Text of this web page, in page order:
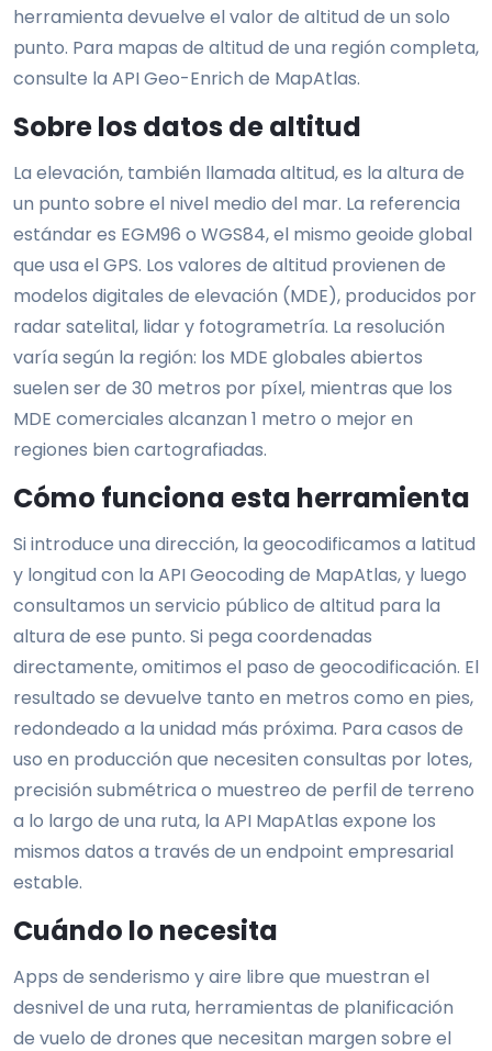
herramienta devuelve el valor de altitud de un solo
punto. Para mapas de altitud de una región completa,
consulte la API Geo-Enrich de MapAtlas.
Sobre los datos de altitud
La elevación, también llamada altitud, es la altura de
un punto sobre el nivel medio del mar. La referencia
estándar es EGM96 o WGS84, el mismo geoide global
que usa el GPS. Los valores de altitud provienen de
modelos digitales de elevación (MDE), producidos por
radar satelital, lidar y fotogrametría. La resolución
varía según la región: los MDE globales abiertos
suelen ser de 30 metros por píxel, mientras que los
MDE comerciales alcanzan 1 metro o mejor en
regiones bien cartografiadas.
Cómo funciona esta herramienta
Si introduce una dirección, la geocodificamos a latitud
y longitud con la API Geocoding de MapAtlas, y luego
consultamos un servicio público de altitud para la
altura de ese punto. Si pega coordenadas
directamente, omitimos el paso de geocodificación. El
resultado se devuelve tanto en metros como en pies,
redondeado a la unidad más próxima. Para casos de
uso en producción que necesiten consultas por lotes,
precisión submétrica o muestreo de perfil de terreno
a lo largo de una ruta, la API MapAtlas expone los
mismos datos a través de un endpoint empresarial
estable.
Cuándo lo necesita
Apps de senderismo y aire libre que muestran el
desnivel de una ruta, herramientas de planificación
de vuelo de drones que necesitan margen sobre el